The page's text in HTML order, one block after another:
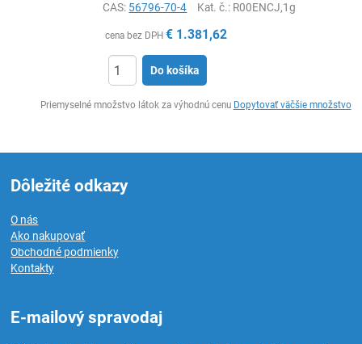
CAS: 56796-70-4 Kat. č.: R00ENCJ,1g
cena bez DPH € 1.381,62
Do košíka
Priemyselné množstvo látok za výhodnú cenu Dopytovať väčšie množstvo
Dôležité odkazy
O nás
Ako nakupovať
Obchodné podmienky
Kontakty
E-mailový spravodaj